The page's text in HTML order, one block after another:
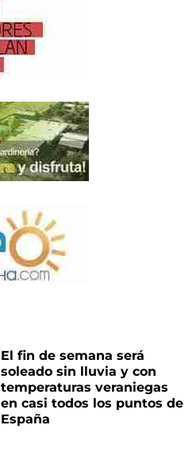
El fin de semana será
soleado sin lluvia y con
temperaturas veraniegas
en casi todos los puntos de
España